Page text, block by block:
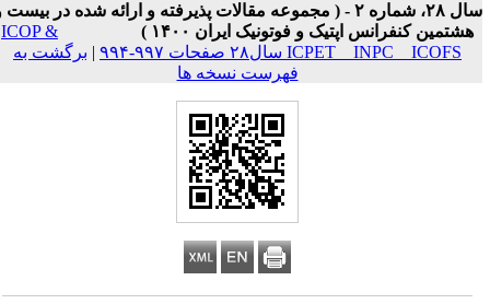
سال ۲۸، شماره ۲ - ( مجموعه مقالات پذیرفته و ارائه شده در بیست و
هشتمین کنفرانس اپتیک و فوتونیک ایران ۱۴۰۰ )
ICOP &
ICPET _ INPC _ ICOFS سال۲۸ صفحات ۹۹۷-۹۹۴
|برگشت به
فهرست نسخه ها